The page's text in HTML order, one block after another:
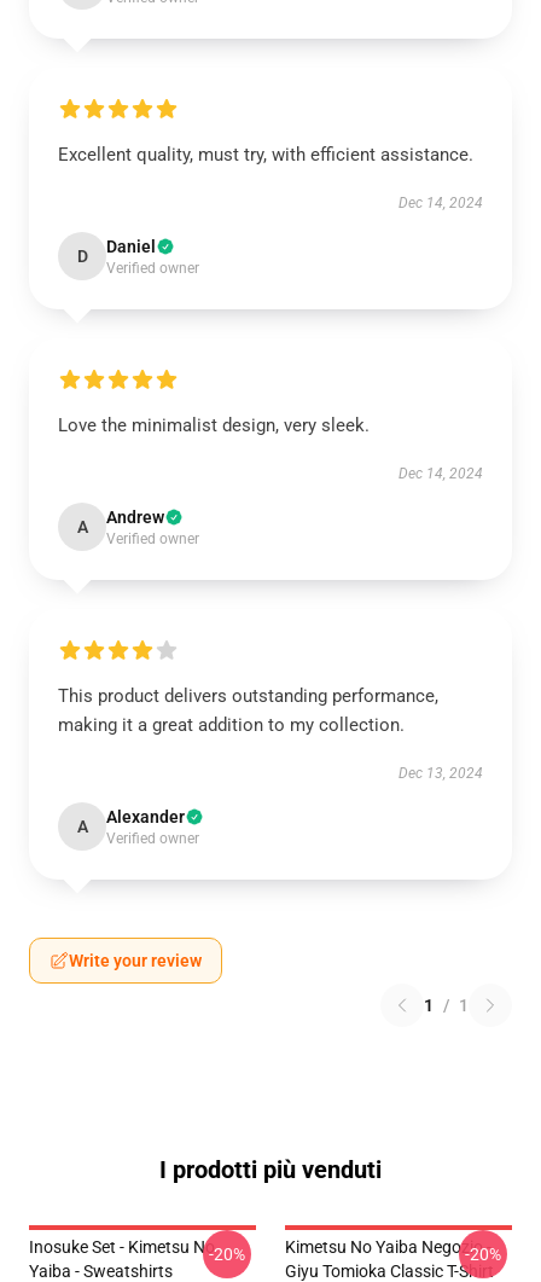
Excellent quality, must try, with efficient assistance.
Dec 14, 2024
D Daniel
Verified owner
Love the minimalist design, very sleek.
Dec 14, 2024
A Andrew
Verified owner
This product delivers outstanding performance,
making it a great addition to my collection.
Dec 13, 2024
A Alexander
Verified owner
Write your review
1 / 1
I prodotti più venduti
Inosuke Set - Kimetsu No
Yaiba - Sweatshirts
-20%
Kimetsu No Yaiba Negozio -
Giyu Tomioka Classic T-Shirt
-20%